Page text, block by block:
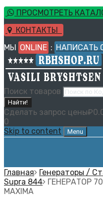
ПРОСМОТРЕТЬ
КОНТАКТЫ
МЫ ONLINE : НАПИСАТЬ
Поиск товаров
Найти!
Сделать запрос цены₽
0
Skip to content
Menu
Главная Генераторы /
Supra 844 ГЕНЕРАТОР
MAXIMA